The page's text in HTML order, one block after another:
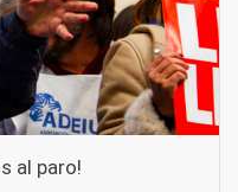
al paro!